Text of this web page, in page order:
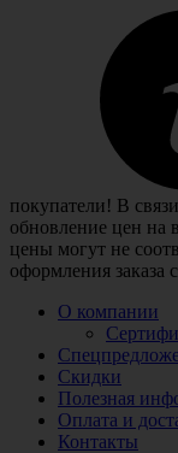
покупатели! В
обновление цен на
цены могут не
оформления заказа
О компании
Скидки
Полезная
Оплата и
Контакты